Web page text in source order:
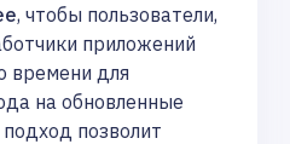
, чтобы пользователи,
приложений
времени для
на обновленные
позволит